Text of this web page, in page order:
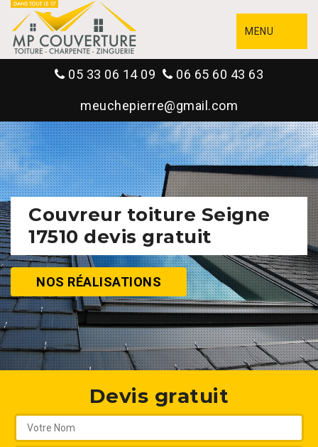
MENU
05 33 06 14 09 06 65 60 43 63
meuchepierre@gmail.com
Couvreur toiture Seigne
17510 devis gratuit
NOS RÉALISATIONS
Devis gratuit